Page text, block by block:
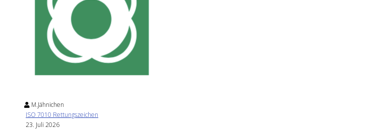
M.Jähnichen
ISO 7010 Rettungszeichen
23. Juli 2026